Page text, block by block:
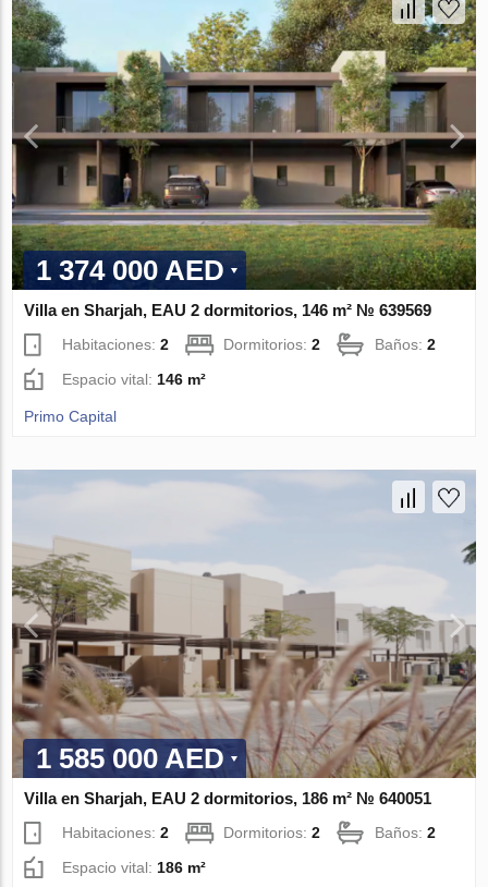
1 374 000 AED
Villa en Sharjah, EAU 2 dormitorios, 146 m² № 639569
Habitaciones:2 Dormitorios:2 Baños:2
Espacio vital: 146 m²
Primo Capital
1 585 000 AED
Villa en Sharjah, EAU 2 dormitorios, 186 m² № 640051
Habitaciones:2 Dormitorios:2 Baños:2
Espacio vital:186 m²